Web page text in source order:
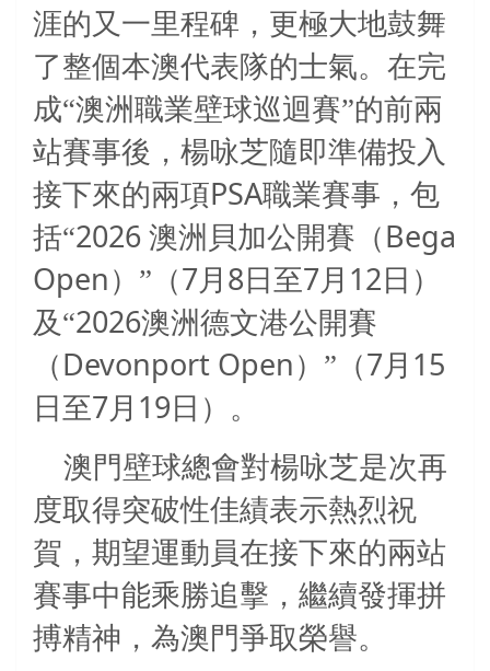
涯的又一里程碑，更極大地鼓舞
了整個本澳代表隊的士氣。在完
成“澳洲職業壁球巡迴賽”的前兩
站賽事後，楊咏芝隨即準備投入
接下來的兩項PSA職業賽事，包
括“2026 澳洲貝加公開賽（ Bega
Open ）”（7月 8 日至7月 12 日）
及“2026澳洲德文港公開賽
（ Devonport Open ）”（7月 15
日至7月 19 日）。
澳門壁球總會對楊咏芝是次再
度取得突破性佳績表示熱烈祝
賀，期望運動員在接下來的兩站
賽事中能乘勝追擊，繼續發揮拼
搏精神，為澳門爭取榮譽。